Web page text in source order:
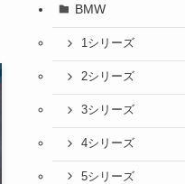
BMW
1シリーズ
2シリーズ
3シリーズ
4シリーズ
5シリーズ